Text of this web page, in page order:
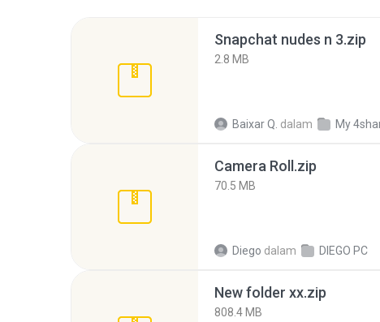
Snapchat nudes n 3.zip
2.8 MB
Baixar Q. dalam My
Camera Roll.zip
70.5 MB
Diego dalam DIEGO PC
New folder xx.zip
808.4 MB